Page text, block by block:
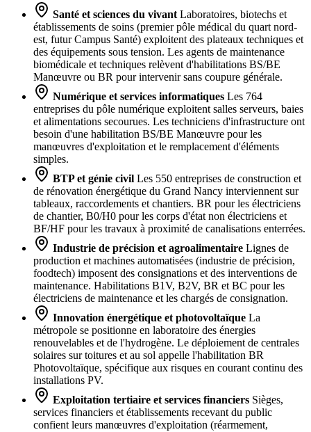
Santé et sciences du vivantLaboratoires, biotechs et
établissements de soins (premier pôle médical du quart nord-
est, futur Campus Santé) exploitent des plateaux techniques et
des équipements sous tension. Les agents de maintenance
biomédicale et techniques relèvent d'habilitations BS/BE
Manœuvre ou BR pour intervenir sans coupure générale.
Numérique et services informatiques Les 764
entreprises du pôle numérique exploitent salles serveurs, baies
et alimentations secourues. Les techniciens d'infrastructure ont
besoin d'une habilitation BS/BE Manœuvre pour les
manœuvres d'exploitation et le remplacement d'éléments
simples.
BTP et génie civil Les 550 entreprises de construction et
de rénovation énergétique du Grand Nancy interviennent sur
tableaux, raccordements et chantiers. BR pour les électriciens
de chantier, B0/H0 pour les corps d'état non électriciens et
BF/HF pour les travaux à proximité de canalisations enterrées.
Industrie de précision et agroalimentaire Lignes de
production et machines automatisées (industrie de précision,
foodtech) imposent des consignations et des interventions de
maintenance. Habilitations B1V, B2V, BR et BC pour les
électriciens de maintenance et les chargés de consignation.
Innovation énergétique et photovoltaïque La
métropole se positionne en laboratoire des énergies
renouvelables et de l'hydrogène. Le déploiement de centrales
solaires sur toitures et au sol appelle l'habilitation BR
Photovoltaïque, spécifique aux risques en courant continu des
installations PV.
Exploitation tertiaire et services financiers Sièges,
services financiers et établissements recevant du public
confient leurs manœuvres d'exploitation (réarmement,